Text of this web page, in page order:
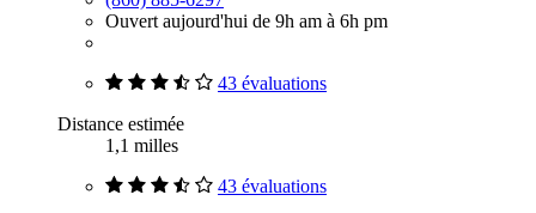
Ouvert aujourd'hui de 9h am à 6h pm
43 évaluations
Distance estimée
1,1 milles
43 évaluations